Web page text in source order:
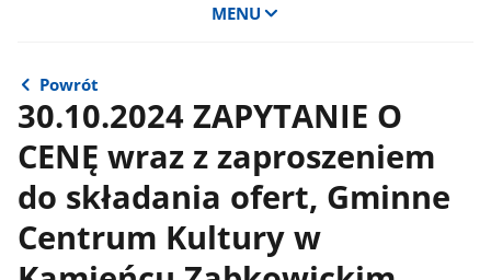
MENU
Powrót
30.10.2024 ZAPYTANIE O
CENĘ wraz z zaproszeniem
do składania ofert, Gminne
Centrum Kultury w